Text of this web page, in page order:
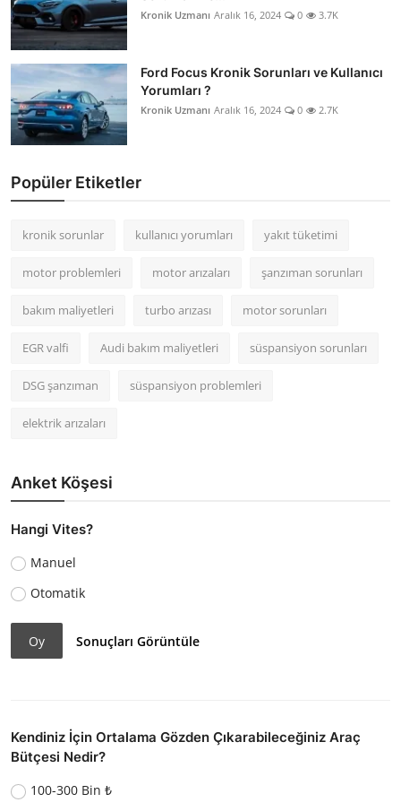
Kronik Uzmanı Aralık 16, 2024 0 3.7K
Ford Focus Kronik Sorunları ve Kullanıcı
Yorumları ?
Kronik Uzmanı Aralık 16, 2024 0 2.7K
Popüler Etiketler
kronik sorunlar kullanıcı yorumları yakıt tüketimi
motor problemleri motor arızaları şanzıman sorunları
bakım maliyetleri turbo arızası motor sorunları
EGR valfi Audi bakım maliyetleri süspansiyon sorunları
DSG şanzıman süspansiyon problemleri
elektrik arızaları
Anket Köşesi
Hangi Vites?
Manuel
Otomatik
Oy Sonuçları Görüntüle
Kendiniz İçin Ortalama Gözden Çıkarabileceğiniz Araç
Bütçesi Nedir?
100-300 Bin ₺